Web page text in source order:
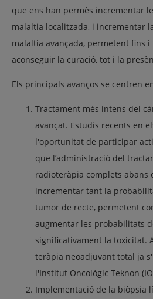
que ens han permès incrementar
malaltia localitzada, i incrementar
malaltia avançada, permetent fins i
aconseguir la curació, tot i la
Els principals avanços se centren
Tractament més intens del
avançat. Estudis recents en
l'oportunitat de participar
que l’administració del
radioteràpia complets abans
incrementar tant la
tumor de recte, permetent
augmentar les probabilitats
significativament la toxicitat.
teràpia neoadjuvant total ja
l'Institut Oncològic Teknon
Implementació de la biòpsia